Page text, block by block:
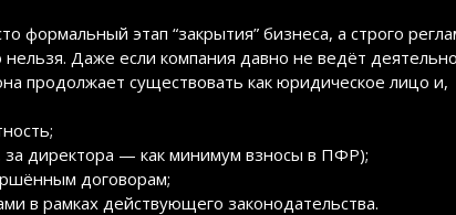
этап “закрытия” бизнеса, а строго
Даже если компания давно не ведёт
продолжает существовать как юридическое лицо и,
директора — как минимум взносы в ПФР);
договорам;
в рамках действующего законодательства.